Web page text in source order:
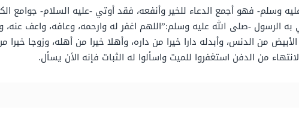
وسلم- فهو أجمع الدعاء للخير وأنفعه، فقد أوتي -عليه السلام- جوامع
الرسول -صلى الله عليه وسلم:”اللهم اغفر له وارحمه، وعافه، واعف عنه،
من الدنس، وأبدله دارا خيرا من داره، وأهلا خيرا من أهله، وزوجا خيرا
من الدفن استغفروا للميت واسألوا له الثبات فإنه الأن يسأل.